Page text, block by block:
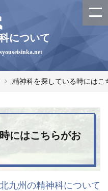
について
精神科を探している時にはこ
にはこちらがお
北九州の精神科について